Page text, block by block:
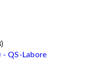
- QS-Labore